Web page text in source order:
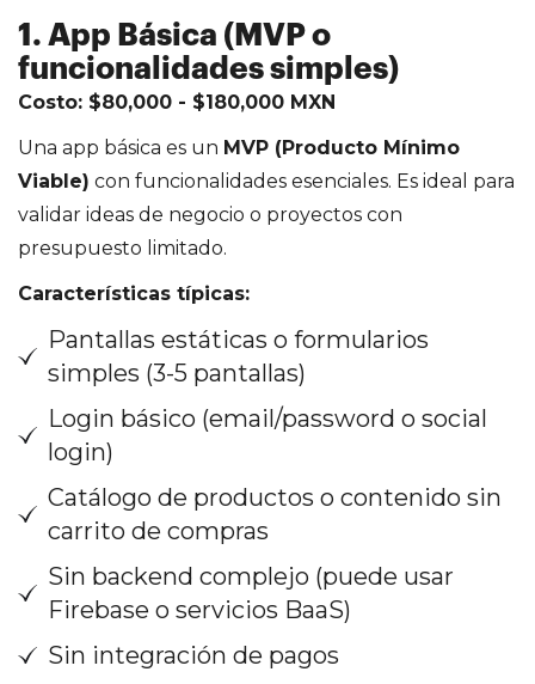
1. App Básica (MVP o
funcionalidades simples)
Costo: $80,000 - $180,000 MXN
Una app básica es un MVP (Producto Mínimo
Viable) con funcionalidades esenciales. Es ideal para
validar ideas de negocio o proyectos con
presupuesto limitado.
Características típicas:
Pantallas estáticas o formularios
simples (3-5 pantallas)
Login básico (email/password o social
login)
Catálogo de productos o contenido sin
carrito de compras
Sin backend complejo (puede usar
Firebase o servicios BaaS)
Sin integración de pagos